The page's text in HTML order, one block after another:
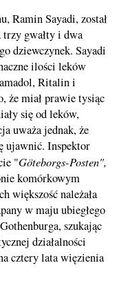
Ramin Sayadi, został
gwałty i dwa
dziewczynek. Sayadi
ilości leków
Ritalin i
że miał prawie tysiąc
się od leków,
uważa jednak, że
ujawnić. Inspektor
"Göteborgs-Posten",
komórkowym
większość należała
w maju ubiegłego
szukając
działalności
cztery lata więzienia